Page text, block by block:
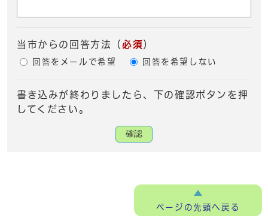
当市からの回答方法 （ 必須）
回答をメールで希望 回答を希望しない
書き込みが終わりましたら、下の確認ボタンを押
してください。
確認
ページの先頭へ戻る